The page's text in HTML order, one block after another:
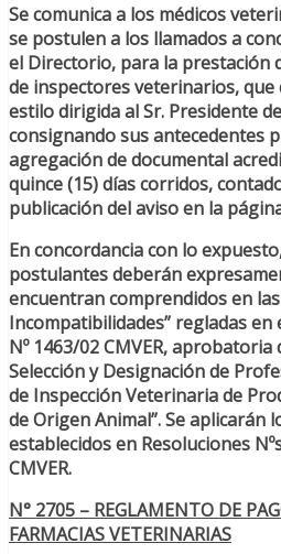
Se comunica a los médicos
se postulen a los llamados a
el Directorio, para la prestación
de inspectores veterinarios,
estilo dirigida al Sr. Presidente
consignando sus antecedentes
agregación de documental
quince (15) días corridos,
publicación del aviso en la
En concordancia con lo
postulantes deberán
encuentran comprendidos en
Incompatibilidades” regladas en
Nº 1463/02 CMVER, aprobatoria
Selección y Designación de
de Inspección Veterinaria de
de Origen Animal”. Se aplicarán
establecidos en Resoluciones
CMVER.
N° 2705 – REGLAMENTO DE
FARMACIAS VETERINARIAS